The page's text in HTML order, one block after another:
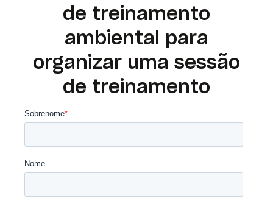
de treinamento
ambiental para
organizar uma sessão
de treinamento